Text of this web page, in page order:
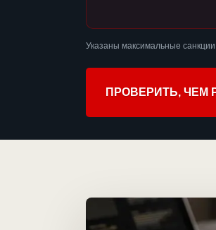
Указаны максимальные
ПРОВЕРИТЬ, ЧЕМ